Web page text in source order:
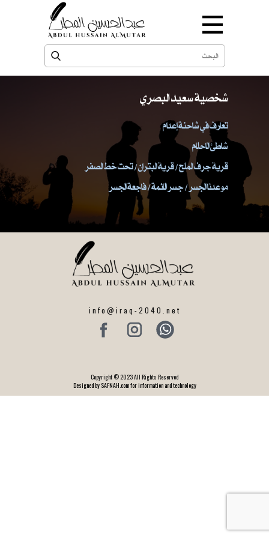
شخصية سعيد البصري
تعارف في شاحنة إعدام
شاطئ الاحلام
قرية جرف الملح / قرية البتران / تحت خط الصفر
موعدنا الجسر / جسر الائمة / فاجعة الجسر
info@iraq-2040.net
Copyright © 2023 All Rights Reserved
Designed by SAFNAH.com for information and technology